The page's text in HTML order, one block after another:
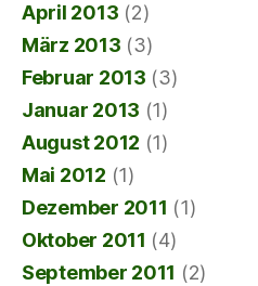
April 2013 (2)
März 2013 (3)
Februar 2013 (3)
Januar 2013 (1)
August 2012 (1)
Mai 2012 (1)
Dezember 2011 (1)
Oktober 2011 (4)
September 2011 (2)